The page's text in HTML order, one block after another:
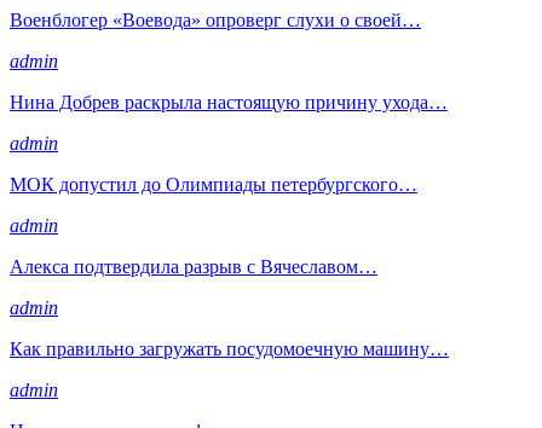
Военблогер «Воевода» опроверг слухи о своей…
admin
Нина Добрев раскрыла настоящую причину ухода…
admin
МОК допустил до Олимпиады петербургского…
admin
Алекса подтвердила разрыв с Вячеславом…
admin
Как правильно загружать посудомоечную машину…
admin